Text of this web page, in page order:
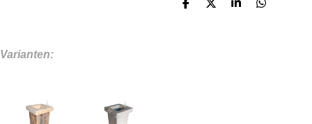
D
D
S
D
Varianten: